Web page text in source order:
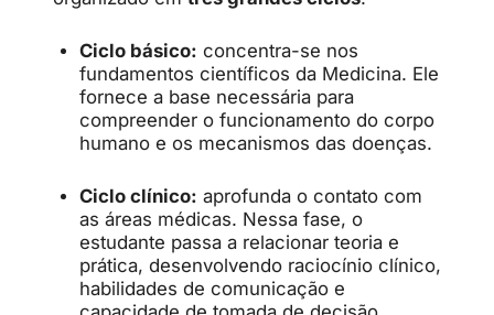
Ciclo básico: concentra-se nos
fundamentos científicos da Medicina. Ele
fornece a base necessária para
compreender o funcionamento do corpo
humano e os mecanismos das doenças.
Ciclo clínico: aprofunda o contato com
as áreas médicas. Nessa fase, o
estudante passa a relacionar teoria e
prática, desenvolvendo raciocínio clínico,
habilidades de comunicação e